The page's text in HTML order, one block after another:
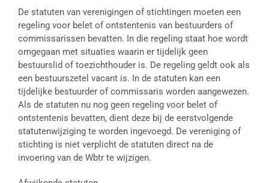
De statuten van verenigingen of stichtingen moeten een
regeling voor belet of ontstentenis van bestuurders of
commissarissen bevatten. In die regeling staat hoe wordt
omgegaan met situaties waarin er tijdelijk geen
bestuurslid of toezichthouder is. De regeling geldt ook als
een bestuurszetel vacant is. In de statuten kan een
tijdelijke bestuurder of commissaris worden aangewezen.
Als de statuten nu nog geen regeling voor belet of
ontstentenis bevatten, dient deze bij de eerstvolgende
statutenwijziging te worden ingevoegd. De vereniging of
stichting is niet verplicht de statuten direct na de
invoering van de Wbtr te wijzigen.